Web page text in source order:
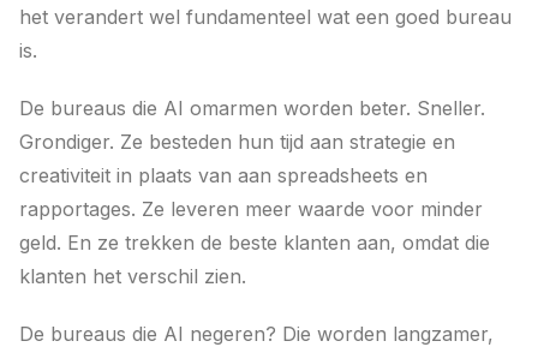
het verandert wel fundamenteel wat een goed bureau
is.
De bureaus die AI omarmen worden beter. Sneller.
Grondiger. Ze besteden hun tijd aan strategie en
creativiteit in plaats van aan spreadsheets en
rapportages. Ze leveren meer waarde voor minder
geld. En ze trekken de beste klanten aan, omdat die
klanten het verschil zien.
De bureaus die AI negeren? Die worden langzamer,